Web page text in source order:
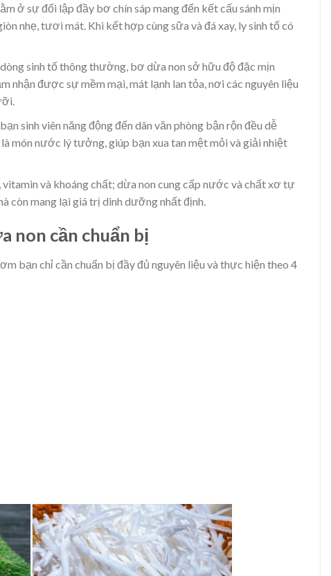
ở sự đối lập đầy bơ chín sáp mang đến kết cấu sánh mịn
nhẹ, tươi mát. Khi kết hợp cùng sữa và đá xay, ly sinh tố có
sinh tố thông thường, bơ dừa non sở hữu độ đặc mịn
nhận được sự mềm mại, mát lạnh lan tỏa, nơi các nguyên liệu
sinh viên năng động đến dân văn phòng bận rộn đều dễ
món nước lý tưởng, giúp bạn xua tan mệt mỏi và giải nhiệt
và khoáng chất; dừa non cung cấp nước và chất xơ tự
còn mang lại giá trị dinh dưỡng nhất định.
non cần chuẩn bị
bạn chỉ cần chuẩn bị đầy đủ nguyên liệu và thực hiện theo 4